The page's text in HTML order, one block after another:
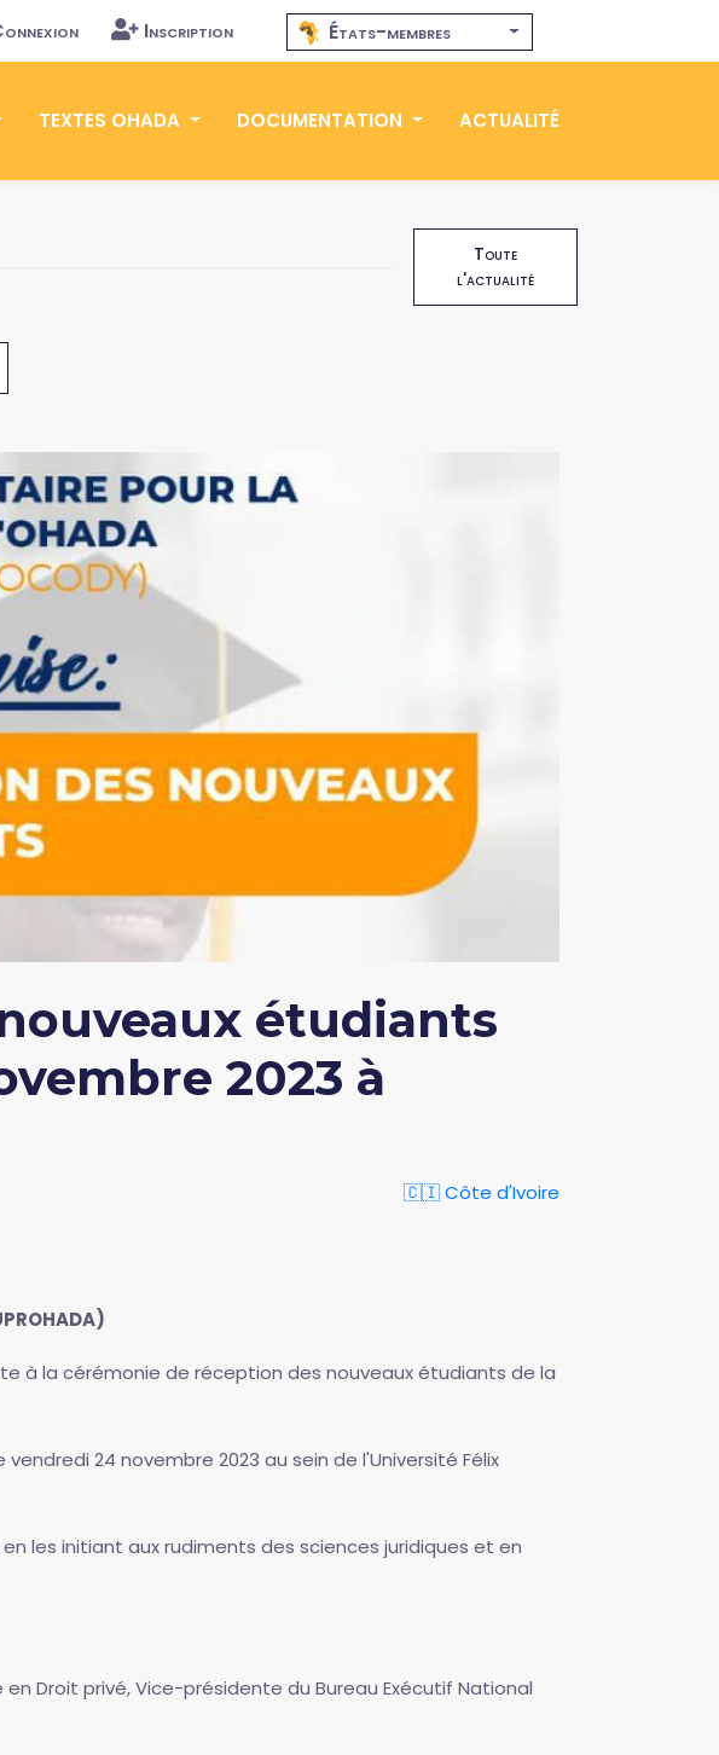
Inscription États-membres
TEXTES OHADA DOCUMENTATION ACTUALITÉ
Toute
l'actualité
étudiants
2023 à
🇨🇮 Côte d'Ivoire
à la cérémonie de réception des nouveaux étudiants de la
24 novembre 2023 au sein de l'Université Félix
les initiant aux rudiments des sciences juridiques et en
Droit privé, Vice-présidente du Bureau Exécutif National